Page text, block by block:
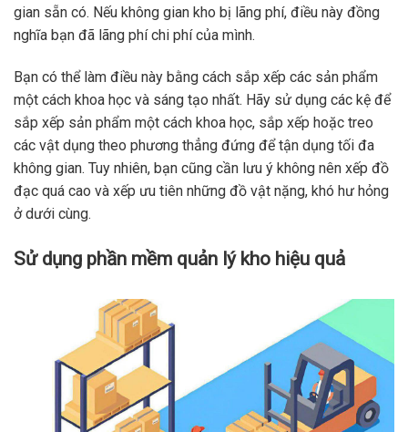
gian sẵn có. Nếu không gian kho bị lãng phí, điều này đồng
nghĩa bạn đã lãng phí chi phí của mình.
Bạn có thể làm điều này bằng cách sắp xếp các sản phẩm
một cách khoa học và sáng tạo nhất. Hãy sử dụng các kệ để
sắp xếp sản phẩm một cách khoa học, sắp xếp hoặc treo
các vật dụng theo phương thẳng đứng để tận dụng tối đa
không gian. Tuy nhiên, bạn cũng cần lưu ý không nên xếp đồ
đạc quá cao và xếp ưu tiên những đồ vật nặng, khó hư hỏng
ở dưới cùng.
Sử dụng phần mềm quản lý kho hiệu quả